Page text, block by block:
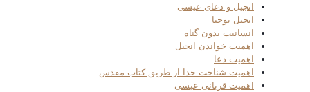
انجیل و دعای عیسی
انجیل یوحنا
انسانیت بدون گناه
اهمیت خواندن انجیل
اهمیت دعا
اهمیت شناخت خدا از طریق کتاب مقدس
اهمیت قربانی عیسی